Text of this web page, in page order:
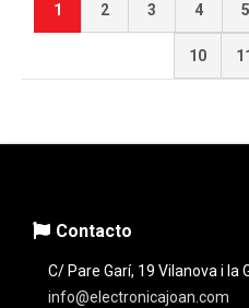
1 2 3 4 5
10 11
Contacto
C/ Pare Garí, 19 Vilanova i la
info@electronicajoan.com